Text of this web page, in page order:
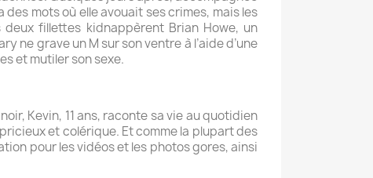
mots où elle avouait ses crimes, mais les
deux fillettes kidnappèrent Brian Howe, un
ne grave un M sur son ventre à l’aide d’une
et mutiler son sexe.
Kevin, 11 ans, raconte sa vie au quotidien
et colérique. Et comme la plupart des
pour les vidéos et les photos gores, ainsi